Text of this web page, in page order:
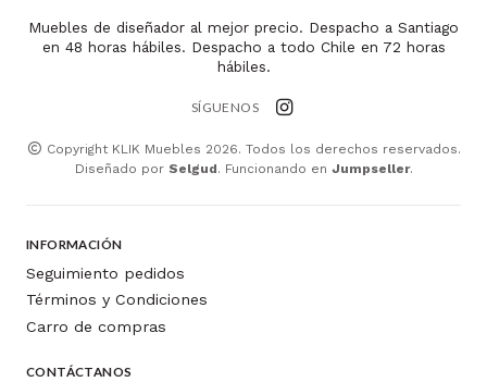
Muebles de diseñador al mejor precio. Despacho a Santiago
en 48 horas hábiles. Despacho a todo Chile en 72 horas
hábiles.
SÍGUENOS
Copyright KLIK Muebles 2026. Todos los derechos reservados.
Diseñado por Selgud. Funcionando en Jumpseller.
INFORMACIÓN
Seguimiento pedidos
Términos y Condiciones
Carro de compras
CONTÁCTANOS